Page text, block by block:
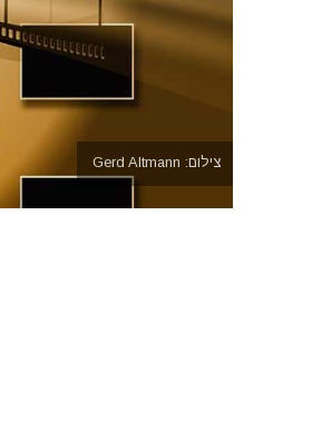
צילום: Gerd Altmann